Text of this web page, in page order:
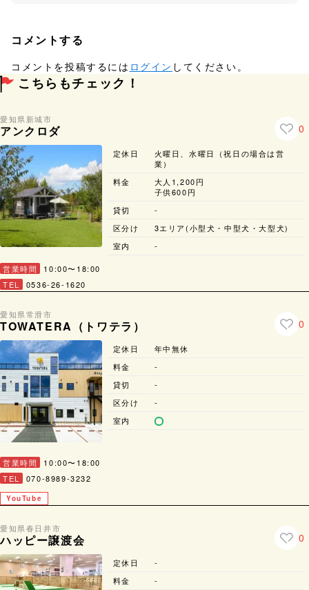
コメントする
コメントを投稿するには ログイン してください。
こちらもチェック！
愛知県 新城市
アンクロダ 0
営業時間
10:00〜18:00
TEL
0536-26-1620
定休日
火曜日、水曜日（祝日の場合は営
業）
料金
大人1,200円
子供600円
貸切
-
区分け
3エリア(小型犬・中型犬・大型犬)
室内
-
愛知県常滑市
TOWATERA（トワテラ） 0
営業時間
10:00〜18:00
TEL
070-8989-3232
YouTube
定休日
年中無休
料金
-
貸切
-
区分け
-
室内
愛知県春日井市
ハッピー譲渡会 0
定休日
-
料金
-